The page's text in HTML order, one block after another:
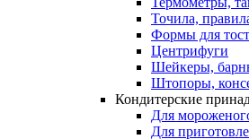
Точила,
Формы для
Центрифуги
Шейкеры,
Штопоры,
Кондитерские
Для
Для